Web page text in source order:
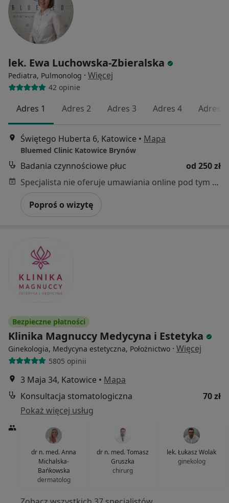
lek. Ewa Luchowska-Zbieralska
Pediatra, Pulmonolog · Więcej
42 opinie
Adres 1 Adres 2 Adres 3 Adres 4 Adres 5
Świętego Huberta 6, Katowice • Mapa
Bluemed Clinic Katowice Brynów
Badania czynnościowe płuc
od 250 zł
Specjalista nie oferuje umawiania online pod tym adresem.
Poproś o wizytę
Bezpieczne płatności
Klinika Magnuccy Medycyna i Estetyka
Ginekologia, Medycyna estetyczna, Położnictwo · Więcej
5805 opinii
3 Maja 34, Katowice • Mapa
Konsultacja stomatologiczna
70 zł
Pokaż więcej usług
dr n. med. Anna
Michalska-
Bańkowska
dermatolog
dr n. med. Tomasz
Gruszka
chirurg
lek. Łukasz Wolak
ginekolog